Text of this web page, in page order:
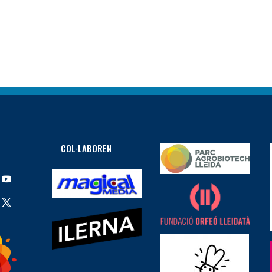
COL·LABOREN